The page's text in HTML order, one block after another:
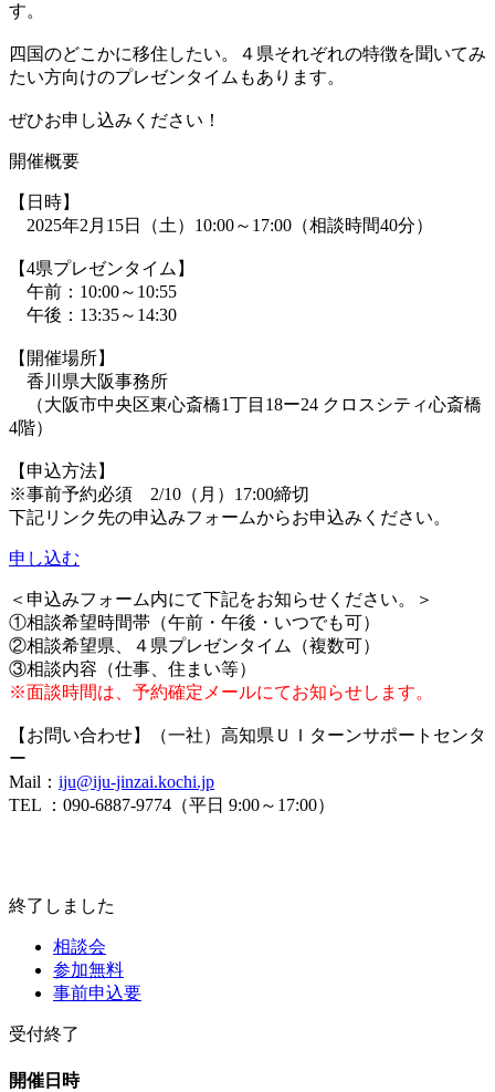
す。
四国のどこかに移住したい。４県それぞれの特徴を聞いてみ
たい方向けのプレゼンタイムもあります。
ぜひお申し込みください！
開催概要
【日時】
2025年2月15日（土）10:00～17:00（相談時間40分）
【4県プレゼンタイム】
午前：10:00～10:55
午後：13:35～14:30
【開催場所】
香川県大阪事務所
（大阪市中央区東心斎橋1丁目18ー24 クロスシティ心斎橋
4階）
【申込方法】
※事前予約必須 2/10（月）17:00締切
下記リンク先の申込みフォームからお申込みください。
申し込む
＜申込みフォーム内にて下記をお知らせください。＞
①相談希望時間帯（午前・午後・いつでも可）
②相談希望県、４県プレゼンタイム（複数可）
③相談内容（仕事、住まい等）
※面談時間は、予約確定メールにてお知らせします。
【お問い合わせ】（一社）高知県ＵＩターンサポートセンタ
ー
Mail： iju@iju-jinzai.kochi.jp
TEL ：090-6887-9774（平日 9:00～17:00）
終了しました
相談会
参加無料
事前申込要
受付終了
開催日時